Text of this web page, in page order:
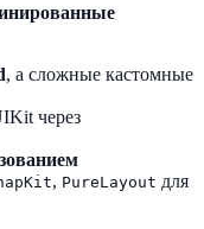
, а сложные кастомные
через
, PureLayout для